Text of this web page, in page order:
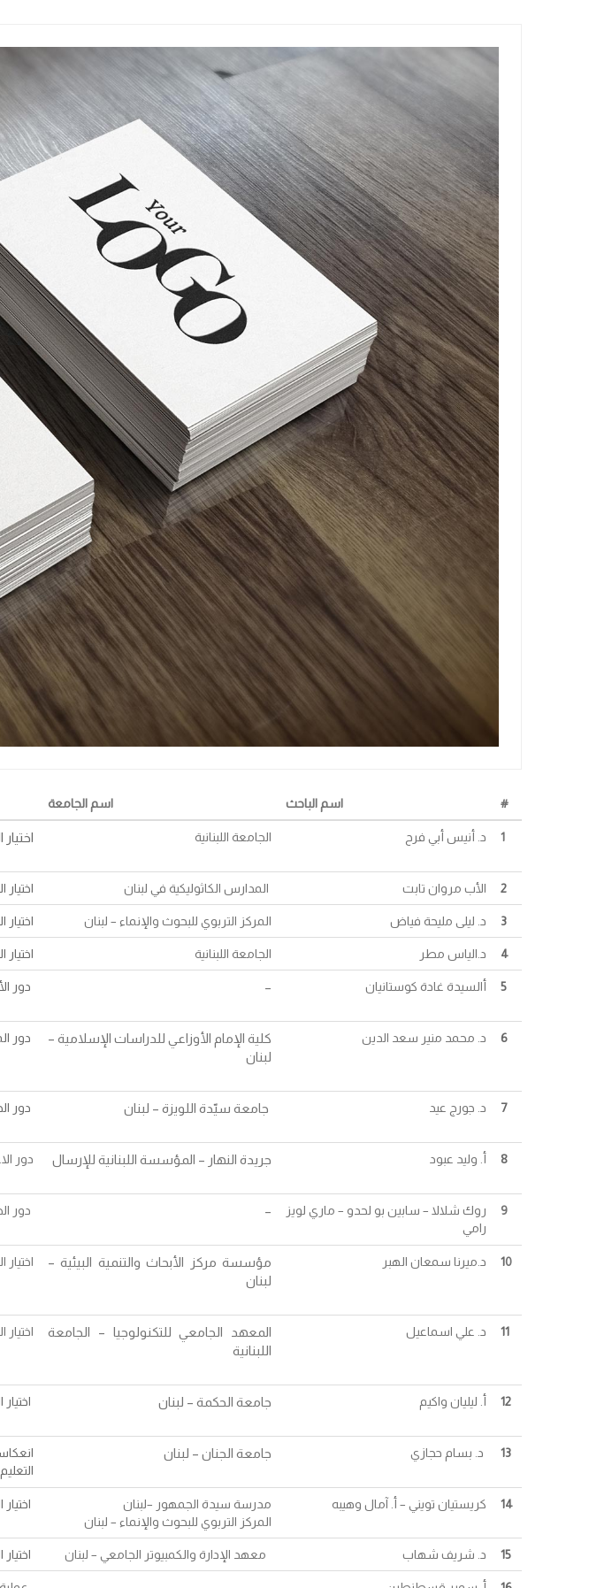
# اسم الباحث اسم الجامعة
1 د. أنيس أبي فرح الجامعة اللبنانية
2 الأب مروان تابت المدارس الكاثوليكية في لبنان
3 د. ليلى مليحة فياض المركز التربوي للبحوث والإنماء – لبنان
4 د.الياس مطر الجامعة اللبنانية
5 أالسيدة غادة كوستانيان – دور
6 د. محمد منير سعد الدين
كلية الإمام الأوزاعي للدراسات الإسلامية –
لبنان
دور
7 د. جورج عيد جامعة سيّدة اللويزة – لبنان دور
8 أ. وليد عبود جريدة النهار – المؤسسة اللبنانية للإرسال دور
9
روك شلالا – سابين بو لحدو – ماري لويز
رامي
– دور
10 د.ميرنا سمعان الهبر
مؤسسة مركز الأبحاث والتنمية البيئية –
لبنان
11 د. علي اسماعيل
المعهد الجامعي للتكنولوجيا – الجامعة
اللبنانية
12 أ. ليليان واكيم جامعة الحكمة – لبنان
13 د. بسام حجازي جامعة الجنان – لبنان
14 كريستيان تويني – أ. آمال وهيبه
مدرسة سيدة الجمهور –لبنان
المركز التربوي للبحوث والإنماء – لبنان
15 د. شريف شهاب معهد الإدارة والكمبيوتر الجامعي – لبنان